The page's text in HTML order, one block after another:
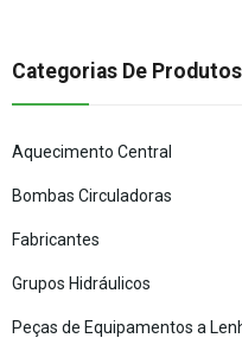
Categorias De Produtos
Aquecimento Central
Bombas Circuladoras
Fabricantes
Grupos Hidráulicos
Peças de Equipamentos a